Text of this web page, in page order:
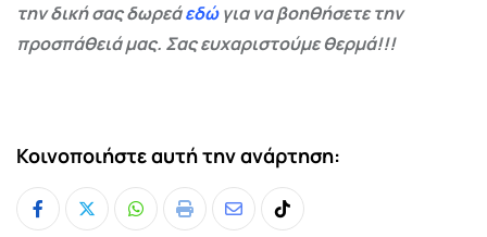
την δική σας δωρεάεδώγια να βοηθήσετε την
προσπάθειά μας. Σας ευχαριστούμε θερμά!!!
Κοινοποιήστε αυτή την ανάρτηση:
Whatsapp
Print
ShareTiktok